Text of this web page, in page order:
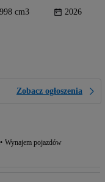
998 cm3 2026
Zobacz ogłoszenia
Wynajem pojazdów